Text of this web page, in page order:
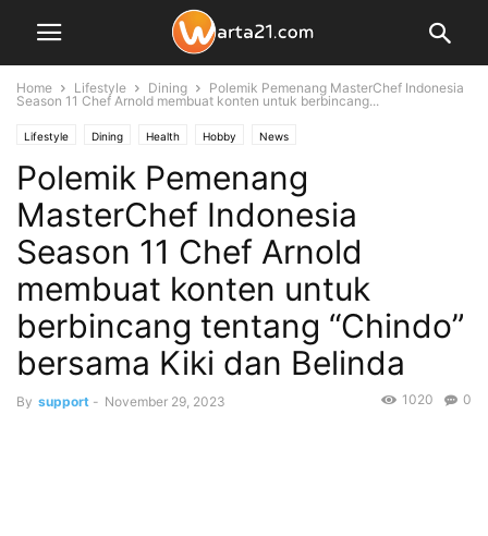
Home Lifestyle Dining
Polemik Pemenang MasterChef Indonesia
Season 11 Chef Arnold membuat konten untuk berbincang...
Lifestyle Dining Health Hobby News
Polemik Pemenang
MasterChef Indonesia
Season 11 Chef Arnold
membuat konten untuk
berbincang tentang “Chindo”
bersama Kiki dan Belinda
By support - November 29, 2023 0
1020